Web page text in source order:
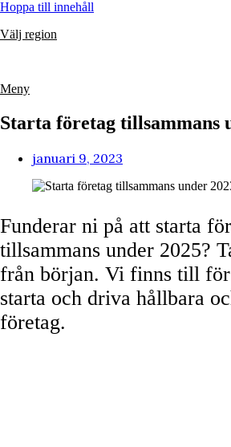
Hoppa till innehåll
Välj region
Meny
Starta företag tillsammans
januari 9, 2023
Funderar ni på att starta
tillsammans under 2025?
från början. Vi finns till
starta och driva hållbara
företag.